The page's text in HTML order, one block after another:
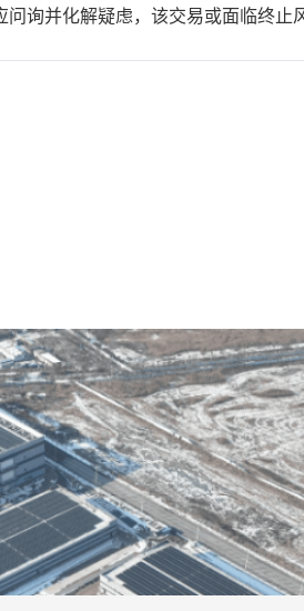
询并化解疑虑，该交易或面临终止